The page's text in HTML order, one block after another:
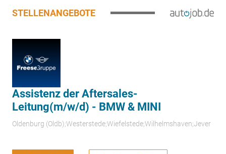
STELLENANGEBOTE
Assistenz der Aftersales-
Leitung(m/w/d) - BMW & MINI
Oldenburg (Oldb);Westerstede;Wiefelstede;Wilhelmshaven;Jever